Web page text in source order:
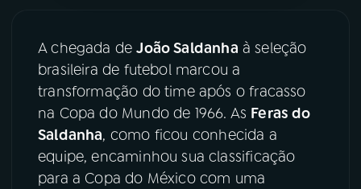
FESTIVAL DE MÚSICA
ACOMPANHE A RÁDIO NACIONAL
YouTube Facebook
Instagram
A chegada deJoão Saldanha à seleção
brasileira de futebol marcou a
transformação do time após o fracasso
na Copa do Mundo de 1966. As Feras do
Saldanha, como ficou conhecida a
equipe, encaminhou sua classificação
para a Copa do México com uma